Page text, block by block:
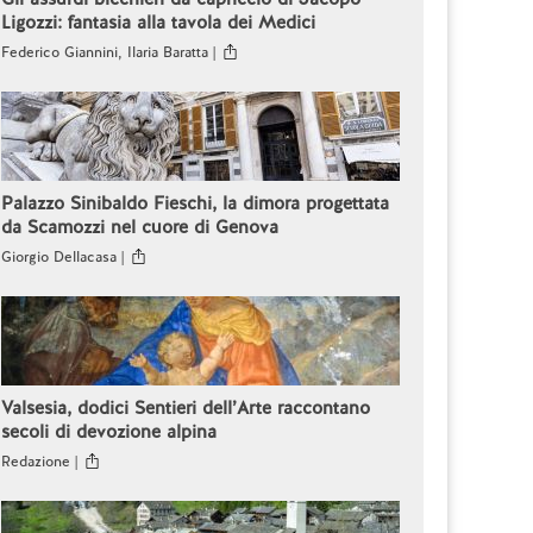
Ligozzi: fantasia alla tavola dei Medici
Federico Giannini, Ilaria Baratta |
Palazzo Sinibaldo Fieschi, la dimora progettata
da Scamozzi nel cuore di Genova
Giorgio Dellacasa |
Valsesia, dodici Sentieri dell’Arte raccontano
secoli di devozione alpina
Redazione |